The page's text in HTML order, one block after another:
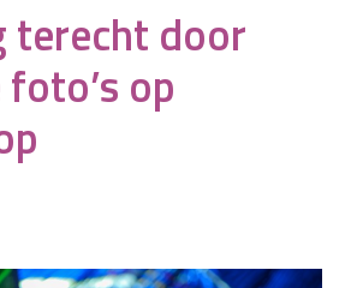
terecht door
op